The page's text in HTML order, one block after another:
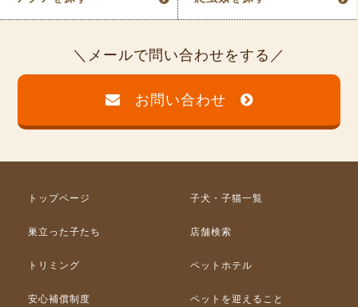
メールで問い合わせをする
お問い合わせ
トップページ 子犬・子猫一覧
巣立った子たち 店舗検索
トリミング ペットホテル
安心補償制度 ペットを迎えること